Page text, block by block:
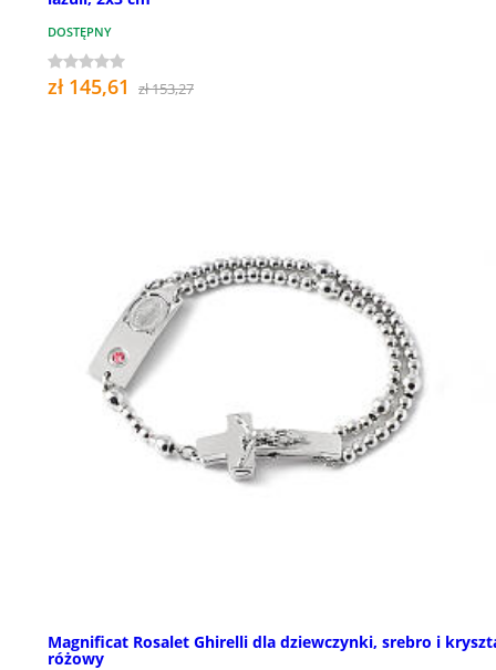
DOSTĘPNY
zł 145,61 zł 153,27
Magnificat Rosalet Ghirelli dla dziewczynki, srebro i
różowy